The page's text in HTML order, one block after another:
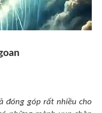
đóng góp rất nhiều cho